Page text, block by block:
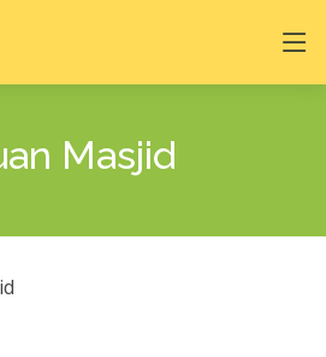
Masjid